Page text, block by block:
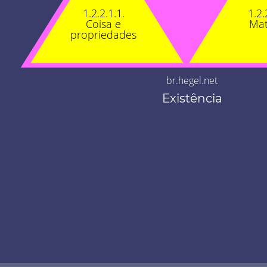
1.2.2.1.1.
Coisa e
propriedades
br.hegel.net
Existência